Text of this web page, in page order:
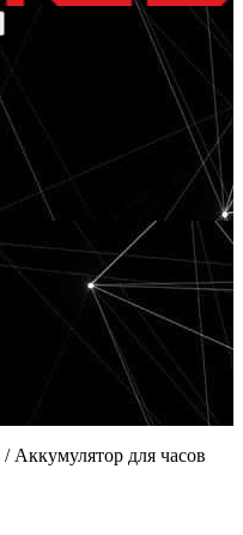
/ Аккумулятор для часов